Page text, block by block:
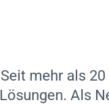
Seit mehr als
Lösungen. Als